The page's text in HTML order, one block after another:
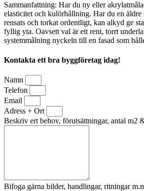
Sammanfattning: Har du ny eller
elasticitet och kulörhållning. Har du en äldre
rensats och torkat ordentligt, kan alkyd ge
fyllig yta. Oavsett val är ett rent, torrt
systemmålning nyckeln till en fasad som
Kontakta ett bra byggföretag idag!
Namn
Telefon
Email
Adress + Ort
Beskriv ert behov, förutsättningar, antal m2
Bifoga gärna bilder, handlingar, ritningar